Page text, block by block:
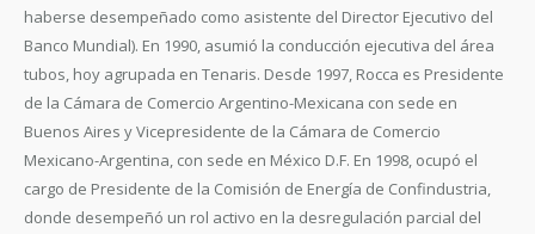
haberse desempeñado como asistente del Director Ejecutivo del
Banco Mundial). En 1990, asumió la conducción ejecutiva del área
tubos, hoy agrupada en Tenaris. Desde 1997, Rocca es Presidente
de la Cámara de Comercio Argentino-Mexicana con sede en
Buenos Aires y Vicepresidente de la Cámara de Comercio
Mexicano-Argentina, con sede en México D.F. En 1998, ocupó el
cargo de Presidente de la Comisión de Energía de Confindustria,
donde desempeñó un rol activo en la desregulación parcial del